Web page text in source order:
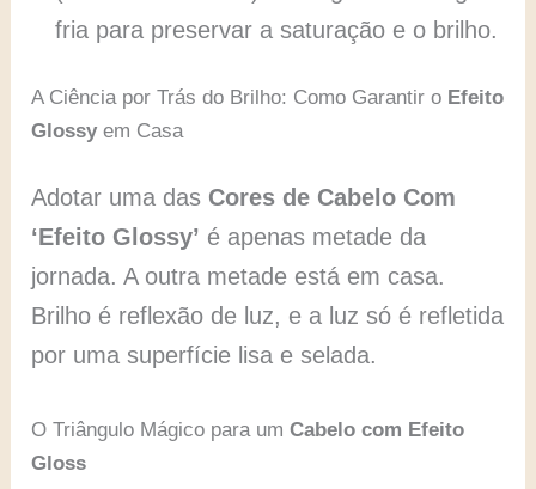
fria para preservar a saturação e o brilho.
A Ciência por Trás do Brilho: Como Garantir o Efeito
Glossy em Casa
Adotar uma das Cores de Cabelo Com
‘Efeito Glossy’ é apenas metade da
jornada. A outra metade está em casa.
Brilho é reflexão de luz, e a luz só é refletida
por uma superfície lisa e selada.
O Triângulo Mágico para umCabelo com Efeito
Gloss